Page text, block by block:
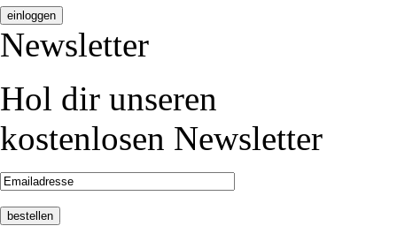
Newsletter
Hol dir unseren
kostenlosen Newsletter